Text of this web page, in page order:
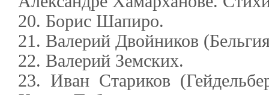
20. Борис Шапиро.
21. Валерий Двойников
22. Валерий Земских.
23. Иван Стариков